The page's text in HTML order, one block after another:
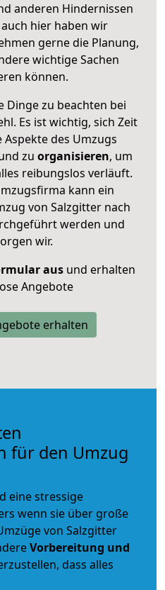
anderen Hindernissen
hier haben wir
gerne die Planung,
wichtige Sachen
können.
Dinge zu beachten bei
Es ist wichtig, sich Zeit
des Umzugs
zu organisieren, um
reibungslos verläuft.
kann ein
von Salzgitter nach
werden und
wir.
ausund erhalten
Angebote
erhalten
für den Umzug
eine stressige
wenn sie über große
von Salzgitter
Vorbereitung und
dass alles